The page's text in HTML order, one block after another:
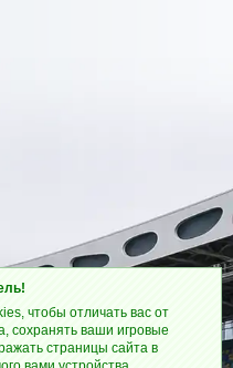
чтобы отличать вас от
сохранять ваши игровые
страницы сайта в